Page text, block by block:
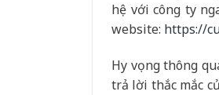
hệ với công ty
website: https://
Hy vọng thông
trả lời thắc mắc